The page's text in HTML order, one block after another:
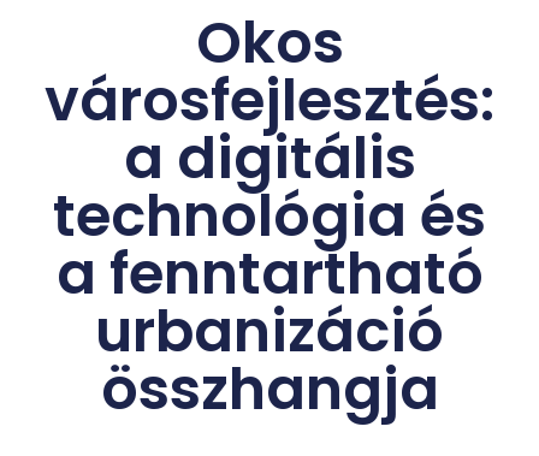
Okos
városfejlesztés:
a digitális
technológia és
a fenntartható
urbanizáció
összhangja